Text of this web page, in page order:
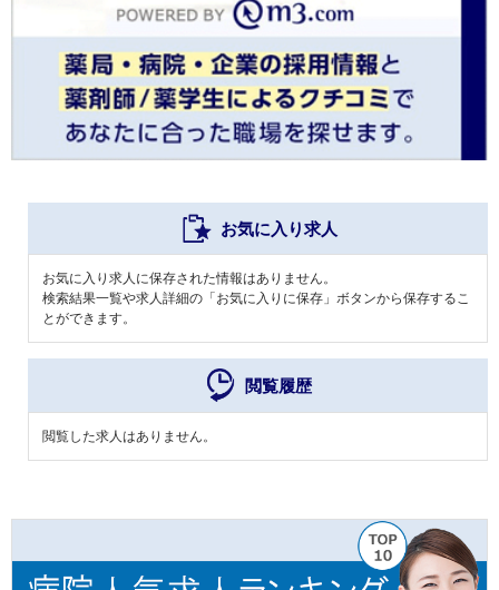
お気に入り求人
お気に入り求人に保存された情報はありません。
検索結果一覧や求人詳細の「お気に入りに保存」ボタンから保存するこ
とができます。
閲覧履歴
閲覧した求人はありません。